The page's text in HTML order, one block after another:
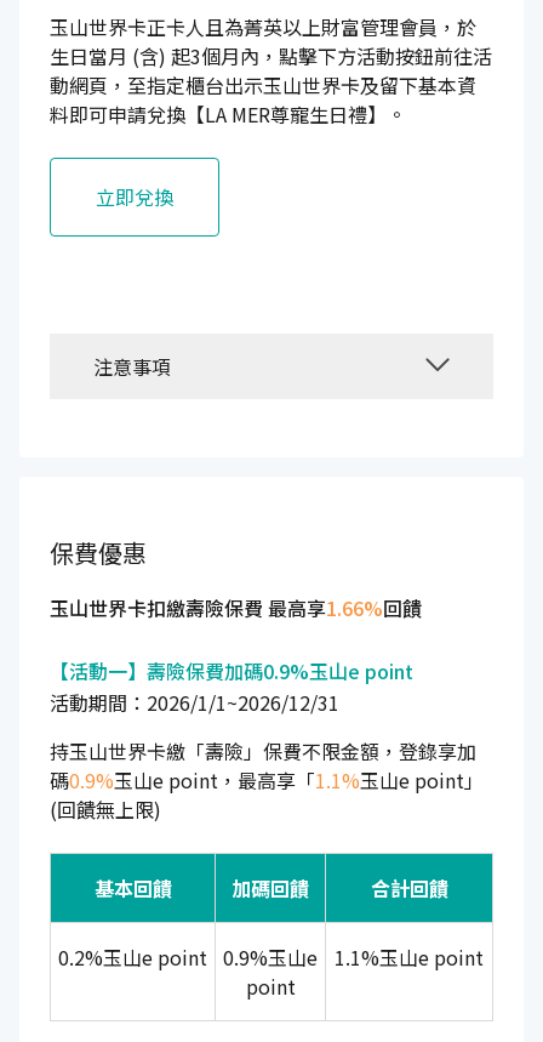
玉山世界卡正卡人且為菁英以上財富管理會員，於
生日當月 (含) 起3個月內，點擊下方活動按鈕前往活
動網頁，至指定櫃台出示玉山世界卡及留下基本資
料即可申請兌換【LA MER尊寵生日禮】。
立即兌換
注意事項
保費優惠
玉山世界卡扣繳壽險保費 最高享1.66%回饋
【活動一】壽險保費加碼0.9%玉山e point
活動期間：2026/1/1~2026/12/31
持玉山世界卡繳「壽險」保費不限金額，登錄享加
碼0.9%玉山e point，最高享「1.1%玉山e point」
(回饋無上限)
基本回饋 加碼回饋 合計回饋
0.2%玉山e point 0.9%玉山e
point
1.1%玉山e point